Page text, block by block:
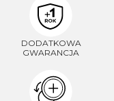
DODATKOWA
GWARANCJA